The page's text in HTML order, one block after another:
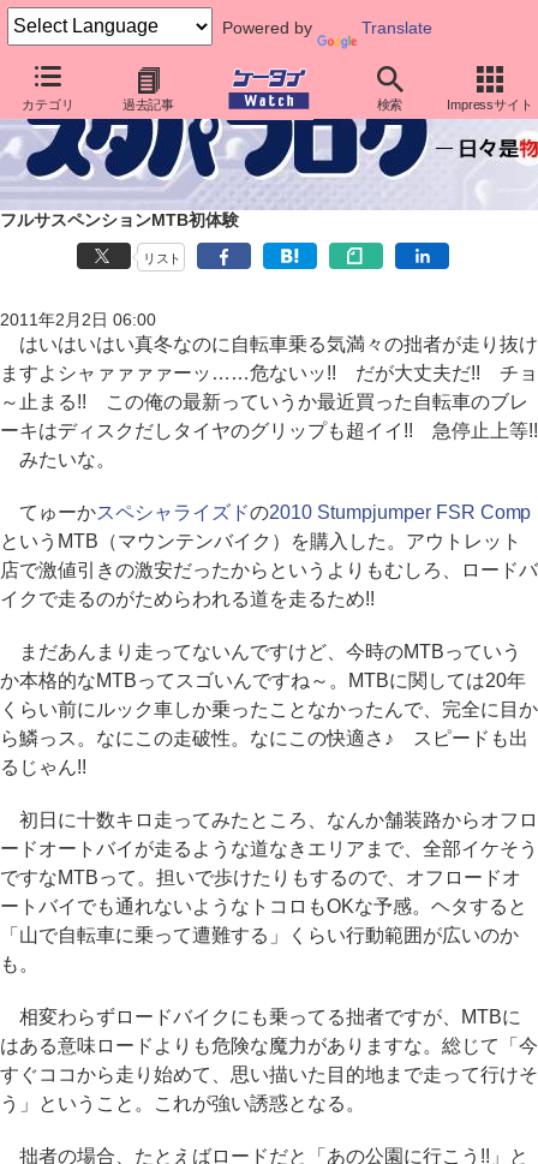
Powered by Translate
カテゴリ 過去記事 検索 Impressサイト
フルサスペンションMTB初体験
リスト
2011年2月2日 06:00
はいはいはい真冬なのに自転車乗る気満々の拙者が走り抜け
ますよシャァァァァーッ……危ないッ!! だが大丈夫だ!! チョ
～止まる!! この俺の最新っていうか最近買った自転車のブレ
ーキはディスクだしタイヤのグリップも超イイ!! 急停止上等!!
みたいな。
てゅーかスペシャライズドの2010 Stumpjumper FSR Comp
というMTB（マウンテンバイク）を購入した。アウトレット
店で激値引きの激安だったからというよりもむしろ、ロードバ
イクで走るのがためらわれる道を走るため!!
まだあんまり走ってないんですけど、今時のMTBっていう
か本格的なMTBってスゴいんですね～。MTBに関しては20年
くらい前にルック車しか乗ったことなかったんで、完全に目か
ら鱗っス。なにこの走破性。なにこの快適さ♪ スピードも出
るじゃん!!
初日に十数キロ走ってみたところ、なんか舗装路からオフロ
ードオートバイが走るような道なきエリアまで、全部イケそう
ですなMTBって。担いで歩けたりもするので、オフロードオ
ートバイでも通れないようなトコロもOKな予感。ヘタすると
「山で自転車に乗って遭難する」くらい行動範囲が広いのか
も。
相変わらずロードバイクにも乗ってる拙者ですが、MTBに
はある意味ロードよりも危険な魔力がありますな。総じて「今
すぐココから走り始めて、思い描いた目的地まで走って行けそ
う」ということ。これが強い誘惑となる。
拙者の場合、たとえばロードだと「あの公園に行こう!!」と